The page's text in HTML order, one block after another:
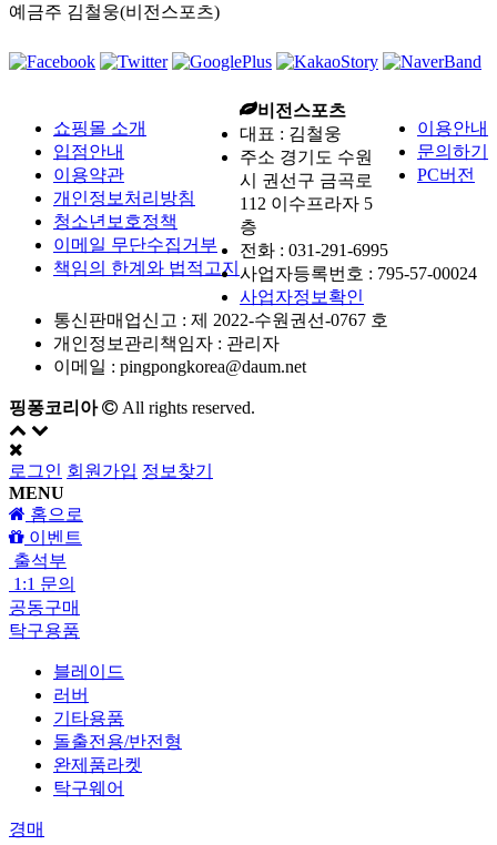
예금주 김철웅(비전스포츠)
쇼핑몰 소개
입점안내
이용약관
개인정보처리방침
청소년보호정책
이메일 무단수집거부
책임의 한계와 법적고지
이용안내
문의하기
PC버전
비전스포츠
대표 : 김철웅
주소 경기도 수원
시 권선구 금곡로
112 이수프라자 5
층
전화 : 031-291-6995
사업자등록번호 : 795-57-00024
사업자정보확인
통신판매업신고 : 제 2022-수원권선-0767 호
개인정보관리책임자 : 관리자
이메일 : pingpongkorea@daum.net
핑퐁코리아 All rights reserved.
로그인 회원가입 정보찾기
MENU
홈으로
이벤트
출석부
1:1 문의
공동구매
탁구용품
블레이드
러버
기타용품
돌출전용/반전형
완제품라켓
탁구웨어
경매